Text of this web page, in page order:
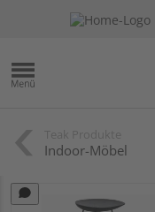
Indoor-Möbel